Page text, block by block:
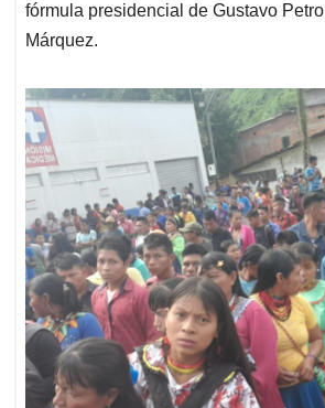
fórmula presidencial de Gustavo
Márquez.